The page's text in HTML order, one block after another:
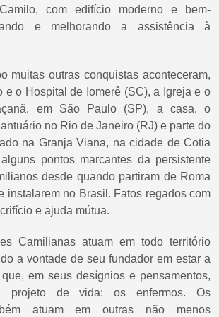
com edifício moderno e bem-
e melhorando a assistência à
muitas outras conquistas aconteceram,
e o Hospital de Iomerê (SC), a Igreja e o
em São Paulo (SP), a casa, o
no Rio de Janeiro (RJ) e parte do
na Granja Viana, na cidade de Cotia
pontos marcantes da persistente
desde quando partiram de Roma
instalarem no Brasil. Fatos regados com
e ajuda mútua.
Camilianas atuam em todo território
a vontade de seu fundador em estar a
em seus desígnios e pensamentos,
projeto de vida: os enfermos. Os
atuam em outras não menos